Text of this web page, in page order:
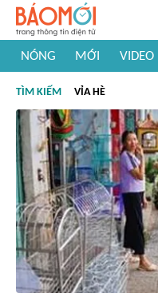
NÓNG MỚI VIDEO
#Khám phá thế giới
TÌM KIẾM VỈA HÈ